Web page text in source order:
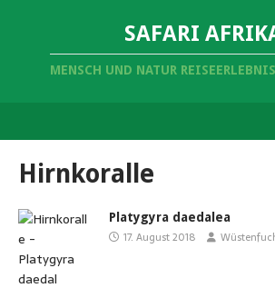
SAFARI
MENSCH UND NATUR
Hirnkoralle
Platygyra daedalea
17. August 2018